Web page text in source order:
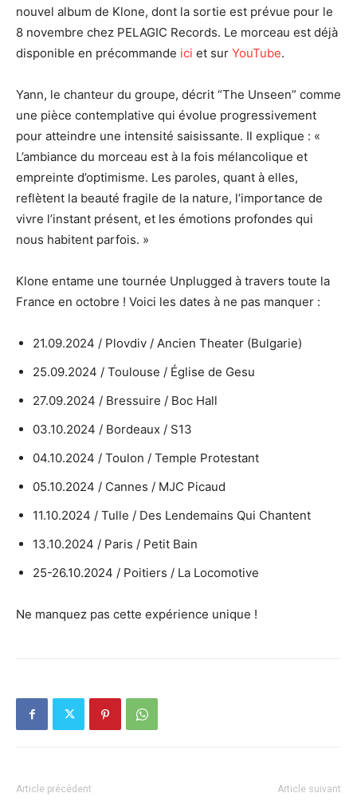
nouvel album de Klone, dont la sortie est prévue pour le
8 novembre chez PELAGIC Records. Le morceau est déjà
disponible en précommande ici et sur YouTube.
Yann, le chanteur du groupe, décrit “The Unseen” comme
une pièce contemplative qui évolue progressivement
pour atteindre une intensité saisissante. Il explique : «
L’ambiance du morceau est à la fois mélancolique et
empreinte d’optimisme. Les paroles, quant à elles,
reflètent la beauté fragile de la nature, l’importance de
vivre l’instant présent, et les émotions profondes qui
nous habitent parfois. »
Klone entame une tournée Unplugged à travers toute la
France en octobre ! Voici les dates à ne pas manquer :
21.09.2024 / Plovdiv / Ancien Theater (Bulgarie)
25.09.2024 / Toulouse / Église de Gesu
27.09.2024 / Bressuire / Boc Hall
03.10.2024 / Bordeaux / S13
04.10.2024 / Toulon / Temple Protestant
05.10.2024 / Cannes / MJC Picaud
11.10.2024 / Tulle / Des Lendemains Qui Chantent
13.10.2024 / Paris / Petit Bain
25-26.10.2024 / Poitiers / La Locomotive
Ne manquez pas cette expérience unique !
Article précédent Article suivant